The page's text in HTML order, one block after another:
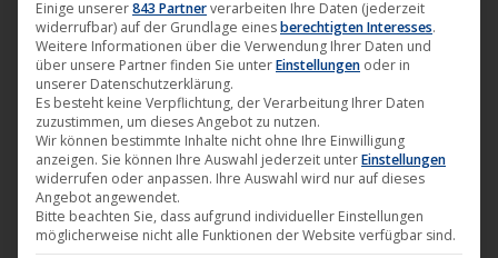
Aug.
In Anwesenheit von RegisseurinJoya Thomeund der
HauptdarstellerinLisa Moellist „Königin von Niendorf
Einige unserer843 Partnerverarbeiten Ihre Daten (jederzeit
widerrufbar) auf der Grundlage einesberechtigten Interesses.
Weitere Informationen über die Verwendung Ihrer Daten und
über unsere Partner finden Sie unterEinstellungen oder in
unserer Datenschutzerklärung.
Es besteht keine Verpflichtung, der Verarbeitung Ihrer Daten
zuzustimmen, um dieses Angebot zu nutzen.
Wir können bestimmte Inhalte nicht ohne Ihre Einwilligung
anzeigen. Sie können Ihre Auswahl jederzeit unterEinstellungen
widerrufen oder anpassen. Ihre Auswahl wird nur auf dieses
Angebot angewendet.
Bitte beachten Sie, dass aufgrund individueller Einstellungen
möglicherweise nicht alle Funktionen der Website verfügbar sind.